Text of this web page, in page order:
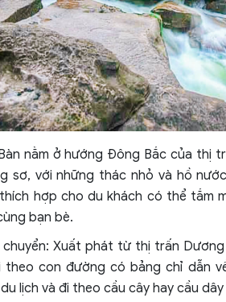
nằm ở hướng Đông Bắc của thị
sơ, với những thác nhỏ và hồ
hợp cho du khách có thể tắm
bạn bè.
chuyển: Xuất phát từ thị trấn
con đường có bảng chỉ dẫn
lịch và đi theo cầu cây hay cầu